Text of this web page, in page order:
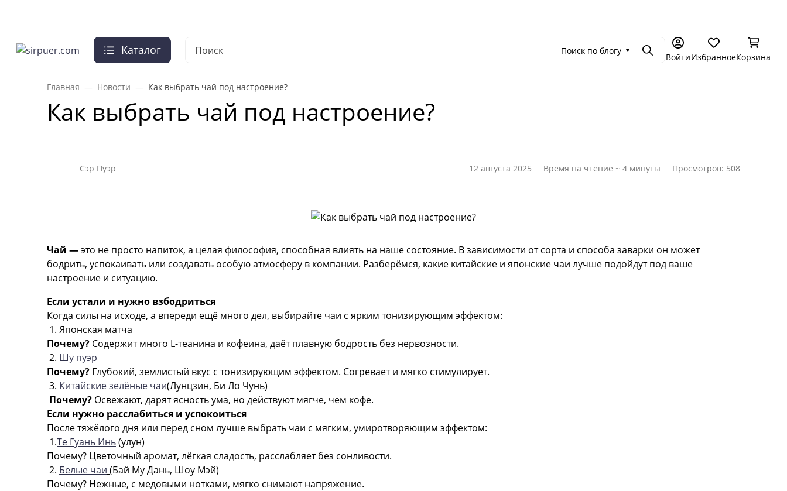
+7-495-103-41-95 Заказать звонок
Каталог Поиск по блогу ПоискВойтиИзбранноеКорзина
Главная Новости Как выбрать чай под настроение?
Как выбрать чай под настроение?
Сэр Пуэр 12 августа 2025 Время на чтение ~ 4 минуты Просмотров: 508
Чай —это не просто напиток, а целая философия, способная влиять на наше состояние. В зависимости от сорта и способа заварки он может
бодрить, успокаивать или создавать особую атмосферу в компании. Разберёмся, какие китайские и японские чаи лучше подойдут под ваше
настроение и ситуацию.
Если устали и нужно взбодриться
Когда силы на исходе, а впереди ещё много дел, выбирайте чаи с ярким тонизирующим эффектом:
1. Японская матча
Почему? Содержит много L-теанина и кофеина, даёт плавную бодрость без нервозности.
2. Шу пуэр
Почему? Глубокий, землистый вкус с тонизирующим эффектом. Согревает и мягко стимулирует.
3. Китайские зелёные чаи(Лунцзин, Би Ло Чунь)
Почему? Освежают, дарят ясность ума, но действуют мягче, чем кофе.
Если нужно расслабиться и успокоиться
После тяжёлого дня или перед сном лучше выбрать чаи с мягким, умиротворяющим эффектом:
1.Те Гуань Инь(улун)
Почему? Цветочный аромат, лёгкая сладость, расслабляет без сонливости.
2. Белые чаи (Бай Му Дань, Шоу Мэй)
Почему? Нежные, с медовыми нотками, мягко снимают напряжение.